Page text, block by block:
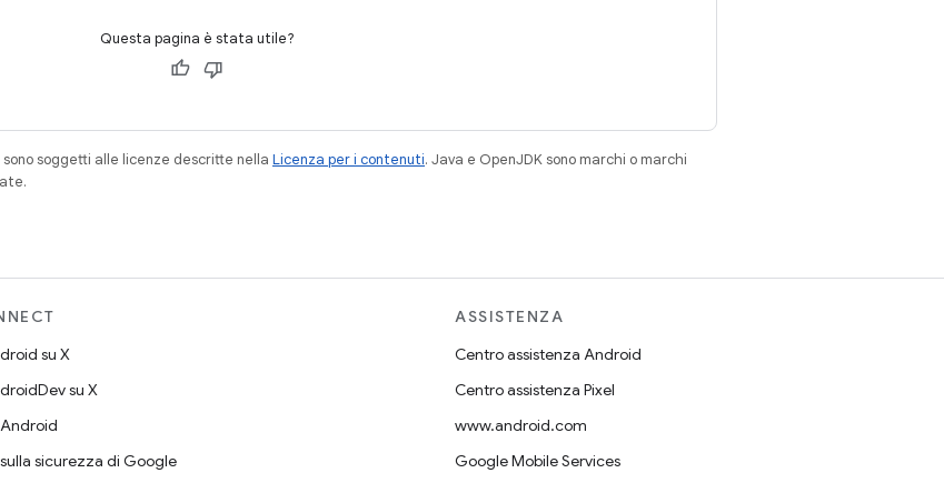
Questa pagina è stata utile?
soggetti alle licenze descritte nella Licenza per i contenuti. Java e OpenJDK sono marchi o marchi
su X
su X
sicurezza di Google
ASSISTENZA
Centro assistenza Android
Centro assistenza Pixel
www.android.com
Google Mobile Services